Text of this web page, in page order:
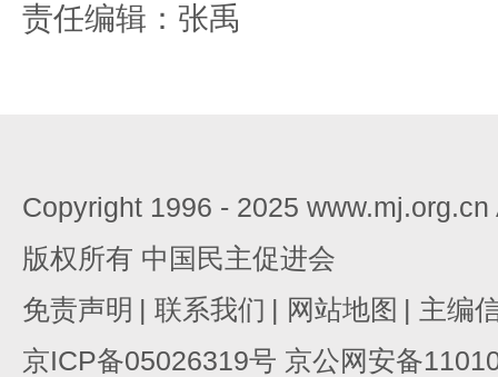
责任编辑：张禹
Copyright 1996 - 2025
版权所有 中国民主促进会
免责声明 | 联系我们 | 网站地图 | 主编
京ICP备05026319号 京公网安备